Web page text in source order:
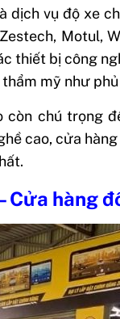
vụ độ xe
Motul,
thiết bị công
mỹ như
còn chú trọng
cao, cửa
Cửa hàng